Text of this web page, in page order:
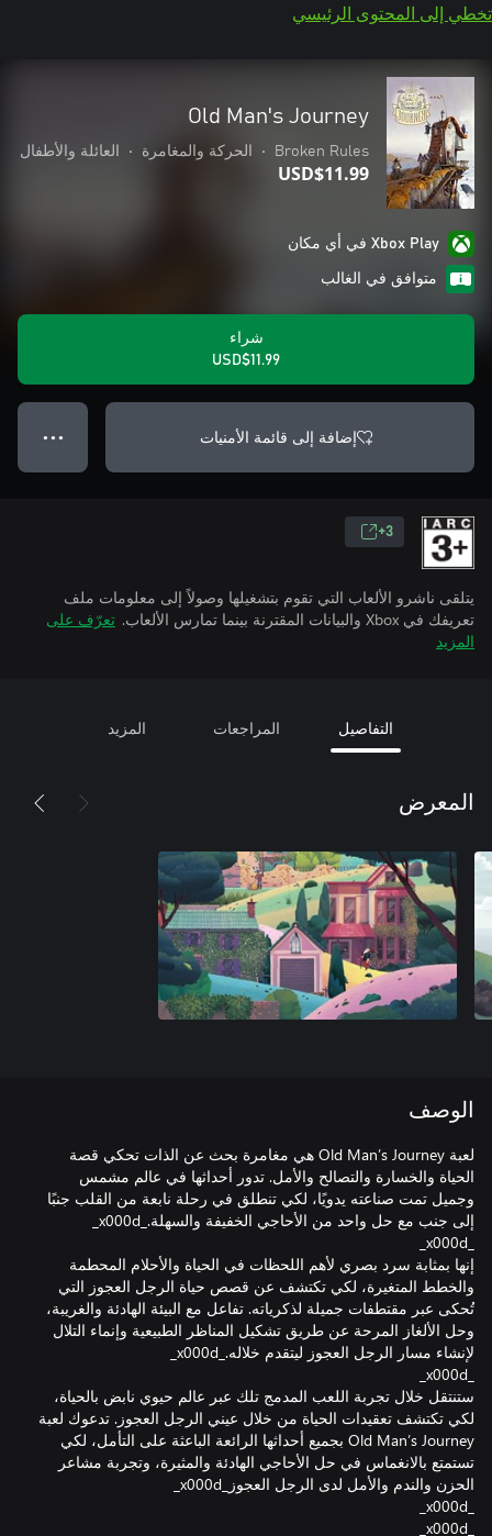
تخطي إلى المحتوى الرئيسي
Old Man's Journey
Broken Rules
• الحركة والمغامرة • العائلة والأطفال
USD$11.99
Xbox Play في أي مكان
متوافق في الغالب
شراء
USD$11.99
إضافة إلى قائمة الأمنيات ● ● ●
3+
يتلقى ناشرو الألعاب التي تقوم بتشغيلها وصولاً إلى معلومات ملف
تعريفك في Xbox والبيانات المقترنة بينما تمارس الألعاب.
تعرّف على
المزيد
التفاصيل المراجعات المزيد
المعرض
الوصف
لعبة Old Man’s Journey هي مغامرة بحث عن الذات تحكي قصة
الحياة والخسارة والتصالح والأمل. تدور أحداثها في عالم مشمس
وجميل تمت صناعته يدويًا، لكي تنطلق في رحلة نابعة من القلب جنبًا
إنها بمثابة سرد بصري لأهم اللحظات في الحياة والأحلام المحطمة
والخطط المتغيرة، لكي تكتشف عن قصص حياة الرجل العجوز التي
تُحكى عبر مقتطفات جميلة لذكرياته. تفاعل مع البيئة الهادئة والغريبة،
وحل الألغاز المرحة عن طريق تشكيل المناظر الطبيعية وإنماء التلال
ستنتقل خلال تجربة اللعب المدمج تلك عبر عالم حيوي نابض بالحياة،
لكي تكتشف تعقيدات الحياة من خلال عيني الرجل العجوز. تدعوك لعبة
Old Man’s Journey بجميع أحداثها الرائعة الباعثة على التأمل، لكي
تستمتع بالانغماس في حل الأحاجي الهادئة والمثيرة، وتجربة مشاعر